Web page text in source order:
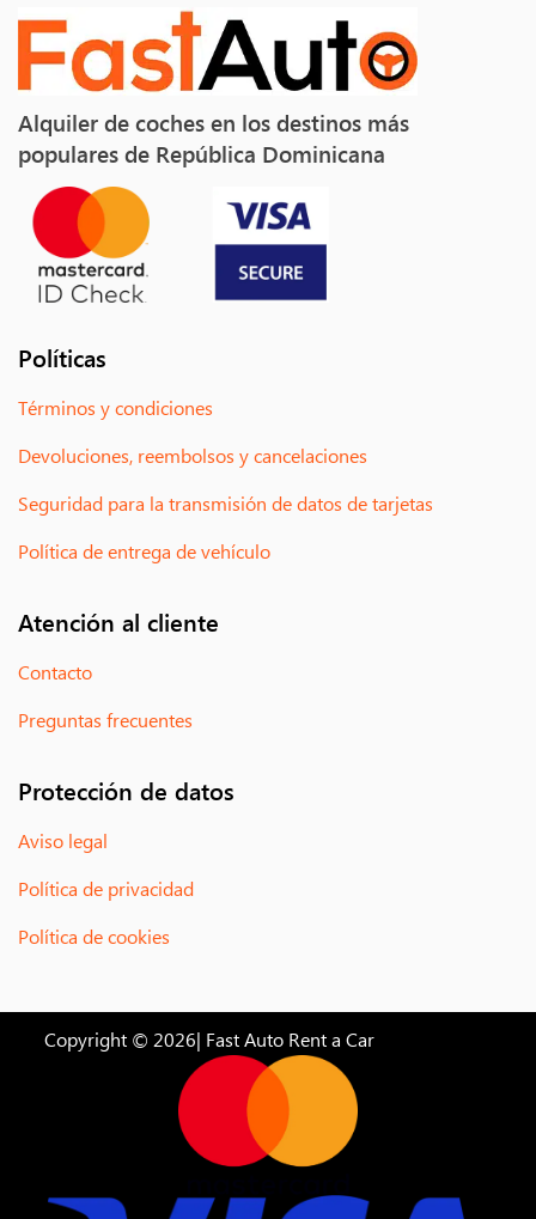
Alquiler de coches en los destinos más
populares de República Dominicana
Políticas
Términos y condiciones
Devoluciones, reembolsos y cancelaciones
Seguridad para la transmisión de datos de tarjetas
Política de entrega de vehículo
Atención al cliente
Contacto
Preguntas frecuentes
Protección de datos
Aviso legal
Política de privacidad
Política de cookies
Copyright © 2026| Fast Auto Rent a Car